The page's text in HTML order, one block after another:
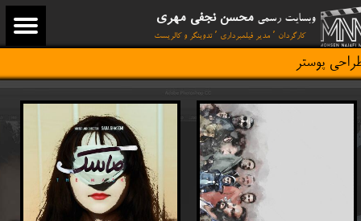
وبسایت رسمی محسن نجفی مهری
کارگردان ٬ مدیر فیلمبرداری ٬ تدوینگر و کالریست
پوستر